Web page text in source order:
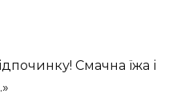
Смачна їжа і